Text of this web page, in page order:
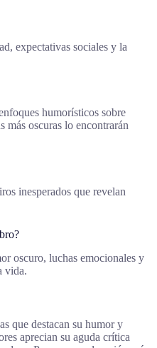
expectativas sociales y la
humorísticos sobre
más oscuras lo encontrarán
inesperados que revelan
oscuro, luchas emocionales y
vida.
que destacan su humor y
aprecian su aguda crítica